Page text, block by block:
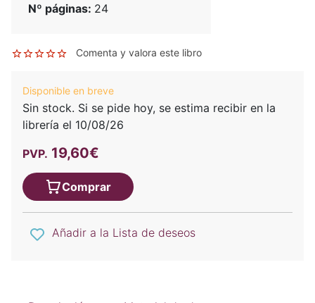
Nº páginas: 24
Comenta y valora este libro
Disponible en breve
Sin stock. Si se pide hoy, se estima recibir en la
librería el 10/08/26
PVP. 19,60€
Comprar
Añadir a la Lista de deseos